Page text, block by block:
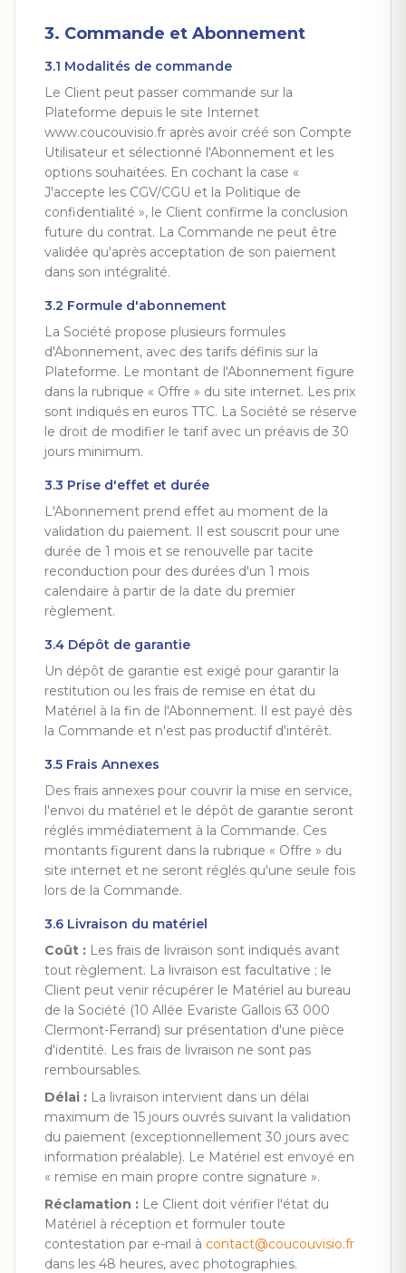
3. Commande et Abonnement
3.1 Modalités de commande
Le Client peut passer commande sur la
Plateforme depuis le site Internet
www.coucouvisio.fr après avoir créé son Compte
Utilisateur et sélectionné l'Abonnement et les
options souhaitées. En cochant la case «
J'accepte les CGV/CGU et la Politique de
confidentialité », le Client confirme la conclusion
future du contrat. La Commande ne peut être
validée qu'après acceptation de son paiement
dans son intégralité.
3.2 Formule d'abonnement
La Société propose plusieurs formules
d'Abonnement, avec des tarifs définis sur la
Plateforme. Le montant de l'Abonnement figure
dans la rubrique « Offre » du site internet. Les prix
sont indiqués en euros TTC. La Société se réserve
le droit de modifier le tarif avec un préavis de 30
jours minimum.
3.3 Prise d'effet et durée
L'Abonnement prend effet au moment de la
validation du paiement. Il est souscrit pour une
durée de 1 mois et se renouvelle par tacite
reconduction pour des durées d'un 1 mois
calendaire à partir de la date du premier
règlement.
3.4 Dépôt de garantie
Un dépôt de garantie est exigé pour garantir la
restitution ou les frais de remise en état du
Matériel à la fin de l'Abonnement. Il est payé dès
la Commande et n'est pas productif d'intérêt.
3.5 Frais Annexes
Des frais annexes pour couvrir la mise en service,
l'envoi du matériel et le dépôt de garantie seront
réglés immédiatement à la Commande. Ces
montants figurent dans la rubrique « Offre » du
site internet et ne seront réglés qu'une seule fois
lors de la Commande.
3.6 Livraison du matériel
Coût : Les frais de livraison sont indiqués avant
tout règlement. La livraison est facultative ; le
Client peut venir récupérer le Matériel au bureau
de la Société (10 Allée Evariste Gallois 63 000
Clermont-Ferrand) sur présentation d'une pièce
d'identité. Les frais de livraison ne sont pas
remboursables.
Délai : La livraison intervient dans un délai
maximum de 15 jours ouvrés suivant la validation
du paiement (exceptionnellement 30 jours avec
information préalable). Le Matériel est envoyé en
« remise en main propre contre signature ».
Réclamation : Le Client doit vérifier l'état du
Matériel à réception et formuler toute
contestation par e-mail à contact@coucouvisio.fr
dans les 48 heures, avec photographies.